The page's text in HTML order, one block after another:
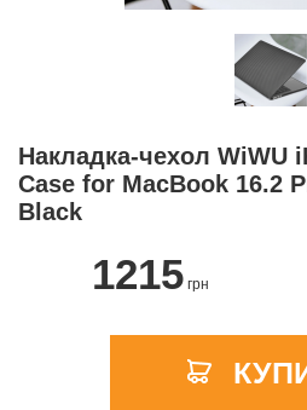
Накладка-чехол WiWU
Case for MacBook 16.2
Black
1215 грн